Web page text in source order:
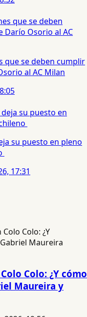
que se deben cumplir
al AC Milan
su puesto en pleno
17:31
Colo: ¿Y cómo
Maureira y